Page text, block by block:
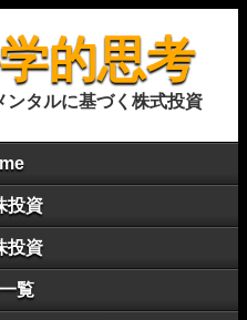
的思考
ンタルに基づく株式投資
投資
投資
覧